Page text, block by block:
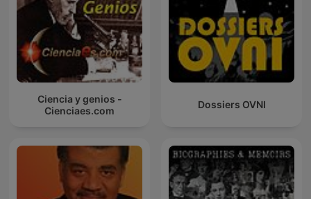
Ciencia y genios -
Cienciaes.com
Dossiers OVNI